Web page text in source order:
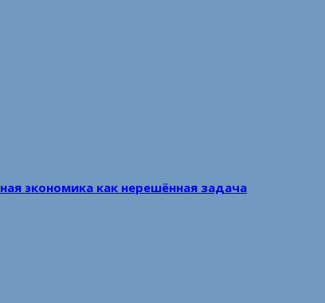
экономика как нерешённая задача